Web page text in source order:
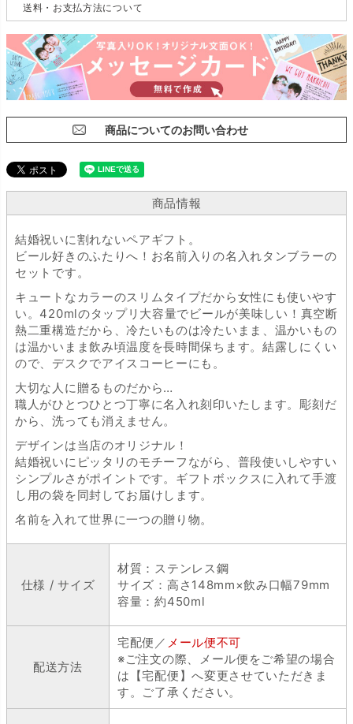
送料・お支払方法について
商品についてのお問い合わせ
商品情報
結婚祝いに割れないペアギフト。
ビール好きのふたりへ！お名前入りの名入れタンブラーの
セットです。
キュートなカラーのスリムタイプだから女性にも使いやす
い。420mlのタップリ大容量でビールが美味しい！真空断
熱二重構造だから、冷たいものは冷たいまま、温かいもの
は温かいまま飲み頃温度を長時間保ちます。結露しにくい
ので、デスクでアイスコーヒーにも。
大切な人に贈るものだから…
職人がひとつひとつ丁寧に名入れ刻印いたします。彫刻だ
から、洗っても消えません。
デザインは当店のオリジナル！
結婚祝いにピッタリのモチーフながら、普段使いしやすい
シンプルさがポイントです。ギフトボックスに入れて手渡
し用の袋を同封してお届けします。
名前を入れて世界に一つの贈り物。
仕様 / サイズ
材質：ステンレス鋼
サイズ：高さ148mm×飲み口幅79mm
容量：約450ml
配送方法
宅配便／ メール便不可
※ご注文の際、メール便をご希望の場合
は【宅配便】へ変更させていただきま
す。ご了承ください。